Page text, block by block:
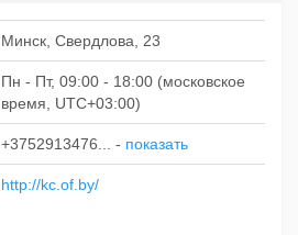
Минск, Свердлова, 23
Пн - Пт, 09:00 - 18:00 (московское
время, UTC+03:00)
+3752913476... - показать
http://kc.of.by/